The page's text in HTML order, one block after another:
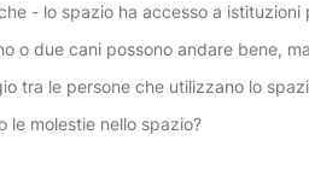
- lo spazio ha accesso a
o due cani possono andare bene,
tra le persone che utilizzano lo
le molestie nello spazio?